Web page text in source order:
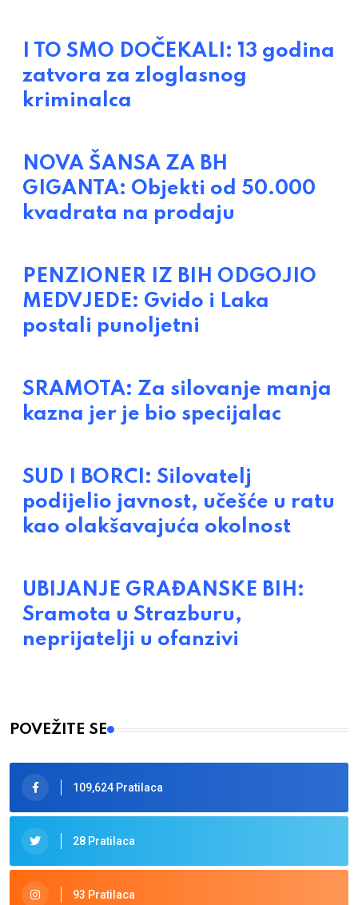
I TO SMO DOČEKALI: 13 godina
zatvora za zloglasnog
kriminalca
NOVA ŠANSA ZA BH
GIGANTA: Objekti od 50.000
kvadrata na prodaju
PENZIONER IZ BIH ODGOJIO
MEDVJEDE: Gvido i Laka
postali punoljetni
SRAMOTA: Za silovanje manja
kazna jer je bio specijalac
SUD I BORCI: Silovatelj
podijelio javnost, učešće u ratu
kao olakšavajuća okolnost
UBIJANJE GRAĐANSKE BIH:
Sramota u Strazburu,
neprijatelji u ofanzivi
POVEŽITE SE
109,624 Pratilaca
28 Pratilaca
93 Pratilaca